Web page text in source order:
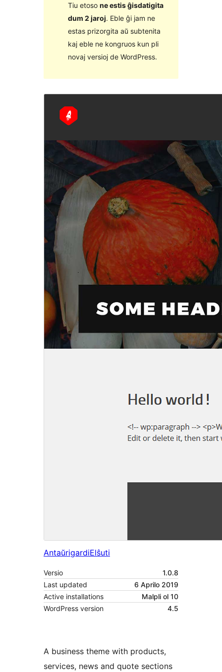
Tiu etoso ne estis ĝisdatigita
dum 2 jaroj. Eble ĝi jam ne
estas prizorgita aŭ subtenita
kaj eble ne kongruos kun pli
novaj versioj de WordPress.
AntaŭrigardiElŝuti
Versio
1.0.8
Last updated
6 Aprilo 2019
Active installations
Malpli ol 10
WordPress version
4.5
A business theme with products,
services, news and quote sections